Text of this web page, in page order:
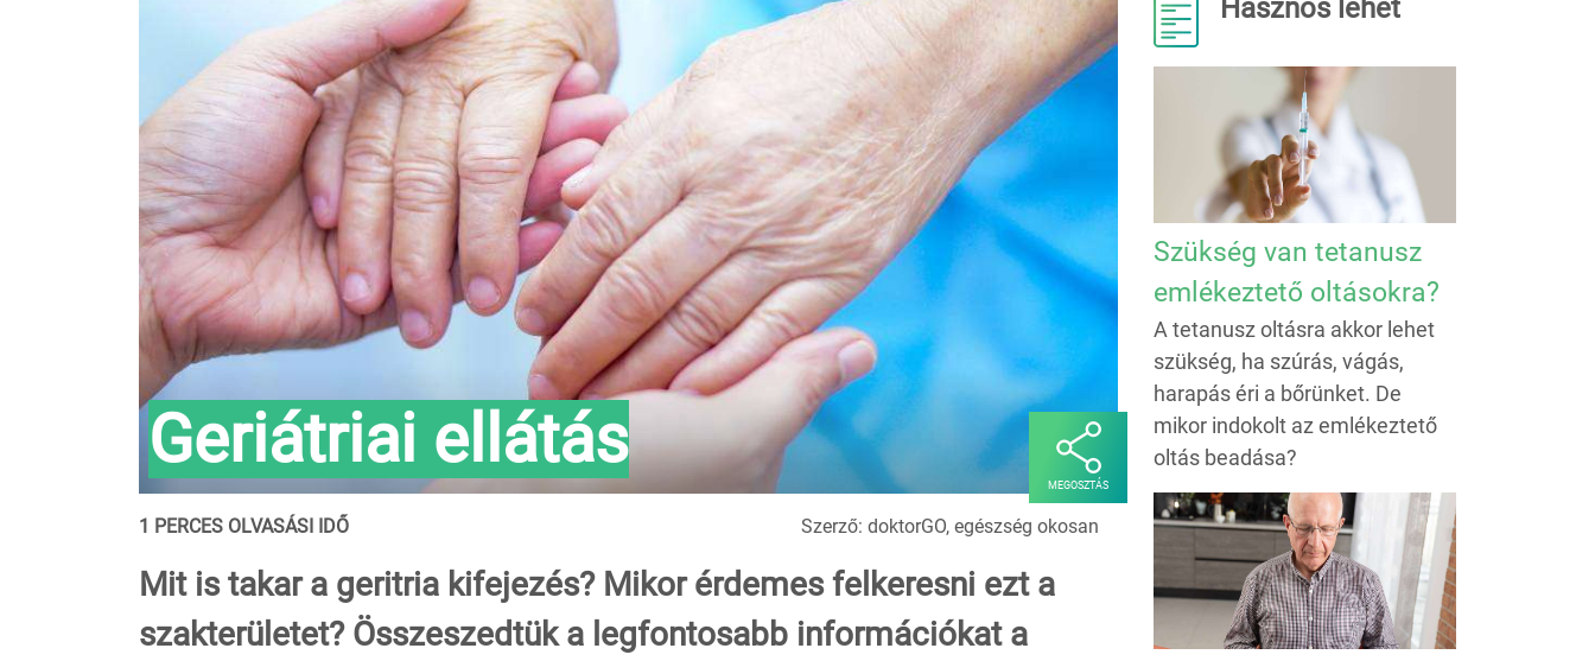
Geriátriai ellátás
MEGOSZTÁS
1 PERCES OLVASÁSI IDŐ Szerző: doktorGO, egészség okosan
Mit is takar a geritria kifejezés? Mikor érdemes felkeresni ezt a
szakterületet? Összeszedtük a legfontosabb információkat a
Hasznos lehet
Szükség van tetanusz
emlékeztető oltásokra?
A tetanusz oltásra akkor lehet
szükség, ha szúrás, vágás,
harapás éri a bőrünket. De
mikor indokolt az emlékeztető
oltás beadása?